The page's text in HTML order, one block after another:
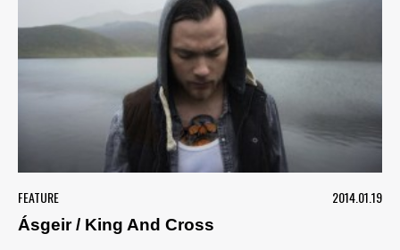
FEATURE
2014.01.19
Ásgeir / King And Cross